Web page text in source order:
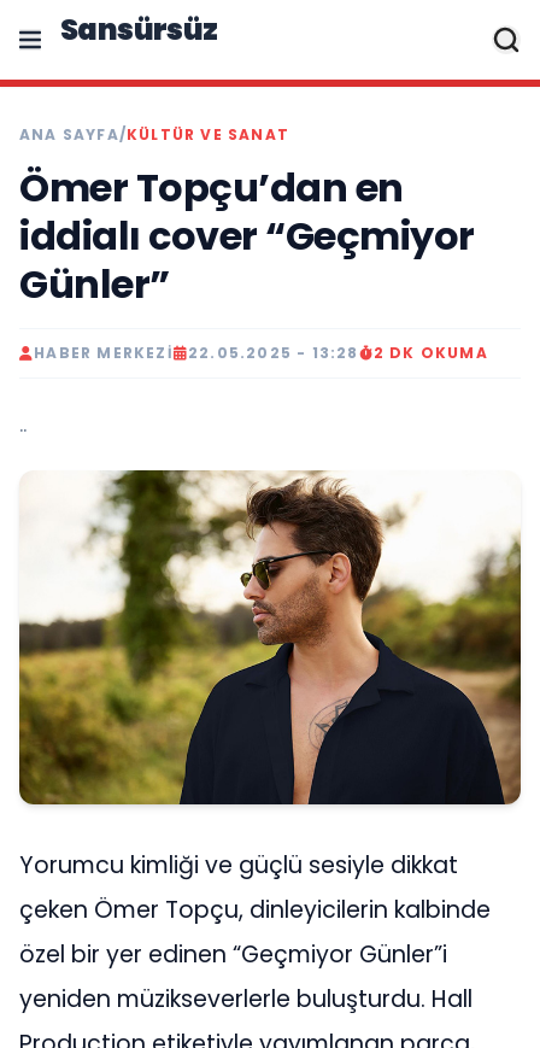
Sansürsüz
ANA SAYFA/KÜLTÜR VE SANAT
Ömer Topçu’dan en
iddialı cover “Geçmiyor
Günler”
HABER MERKEZI 22.05.2025 - 13:28 2 DK OKUMA
..
Yorumcu kimliği ve güçlü sesiyle dikkat
çeken Ömer Topçu, dinleyicilerin kalbinde
özel bir yer edinen “Geçmiyor Günler”i
yeniden müzikseverlerle buluşturdu. Hall